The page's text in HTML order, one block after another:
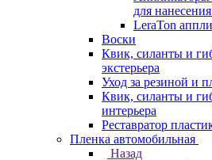
для
LeraTon
Воски
Квик, силанты и
экстерьера
Уход за резиной и
Квик, силанты и
интерьера
Реставратор
Пленка автомобильная
Назад